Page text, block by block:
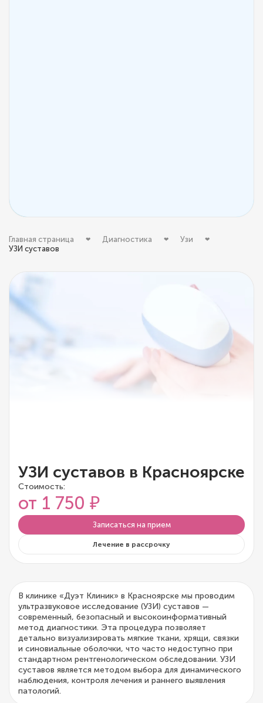
Главная страница Диагностика
Узи
УЗИ суставов
УЗИ суставов в Красноярске
Стоимость:
от 1 750 ₽
Записаться на прием
Лечение в рассрочку
В клинике «Дуэт Клиник» в Красноярске мы проводим
ультразвуковое исследование (УЗИ) суставов —
современный, безопасный и высокоинформативный
метод диагностики. Эта процедура позволяет
детально визуализировать мягкие ткани, хрящи, связки
и синовиальные оболочки, что часто недоступно при
стандартном рентгенологическом обследовании. УЗИ
суставов является методом выбора для динамического
наблюдения, контроля лечения и раннего выявления
патологий.